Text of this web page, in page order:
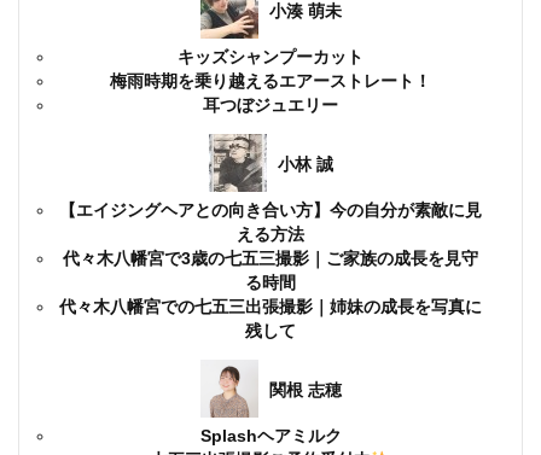
小湊 萌未
キッズシャンプーカット
梅雨時期を乗り越えるエアーストレート！
耳つぼジュエリー
小林 誠
【エイジングヘアとの向き合い方】今の自分が素敵に見
える方法
代々木八幡宮で3歳の七五三撮影｜ご家族の成長を見守
る時間
代々木八幡宮での七五三出張撮影｜姉妹の成長を写真に
残して
関根 志穂
Splashヘアミルク